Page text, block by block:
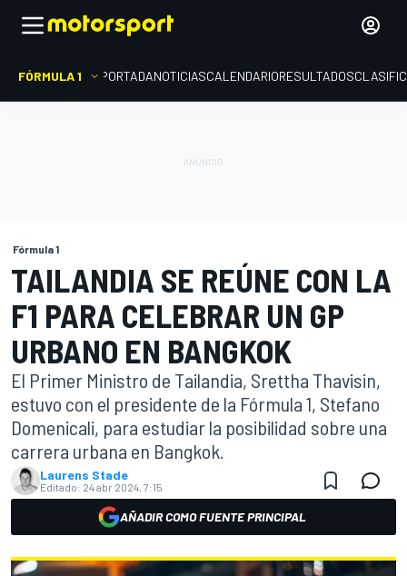
FÓRMULA 1 PORTADANOTICIASCALENDARIORESULTADOS
Fórmula 1
TAILANDIA SE REÚNE CON LA
F1 PARA CELEBRAR UN GP
URBANO EN BANGKOK
El Primer Ministro de Tailandia, Srettha Thavisin,
estuvo con el presidente de la Fórmula 1, Stefano
Domenicali, para estudiar la posibilidad sobre una
carrera urbana en Bangkok.
Laurens Stade
Editado: 24 abr 2024, 7:15
AÑADIR COMO FUENTE PRINCIPAL